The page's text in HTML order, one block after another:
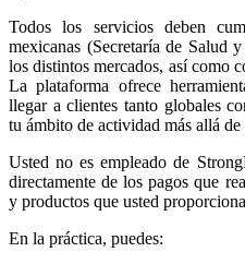
Todos los servicios deben
mexicanas (Secretaría de Salud
los distintos mercados, así como
La plataforma ofrece
llegar a clientes tanto globales
tu ámbito de actividad más allá
Usted no es empleado de
directamente de los pagos que
y productos que usted
En la práctica, puedes: